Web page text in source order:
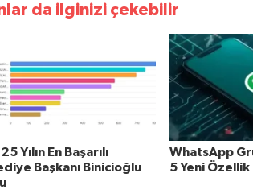
da ilginizi çekebilir
Yılın En Başarılı
Başkanı Binicioğlu
WhatsApp
5 Yeni